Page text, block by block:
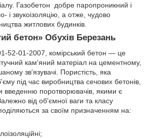
Газобетон добре паропроникний і
і звукоізоляцію, а отже, чудово
житлових будинків.
бетон» Обухів Березань
52-01-2007, комірський бетон — це
кам'яний матеріал на цементному,
зв'язувачі. Пористість, яка
під час виробництва сечових бетонів,
введенню поротворювачів, якими є
від об'ємної ваги та класу
за своїм призначенням на: